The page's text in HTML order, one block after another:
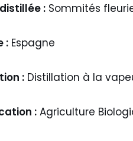
: Sommités
: Espagne
: Distillation à la
: Agriculture